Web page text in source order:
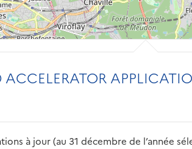
à jour (au 31 décembre de l’année